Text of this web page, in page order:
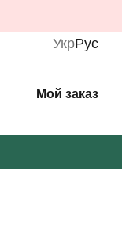
УкрРус
Мой заказ